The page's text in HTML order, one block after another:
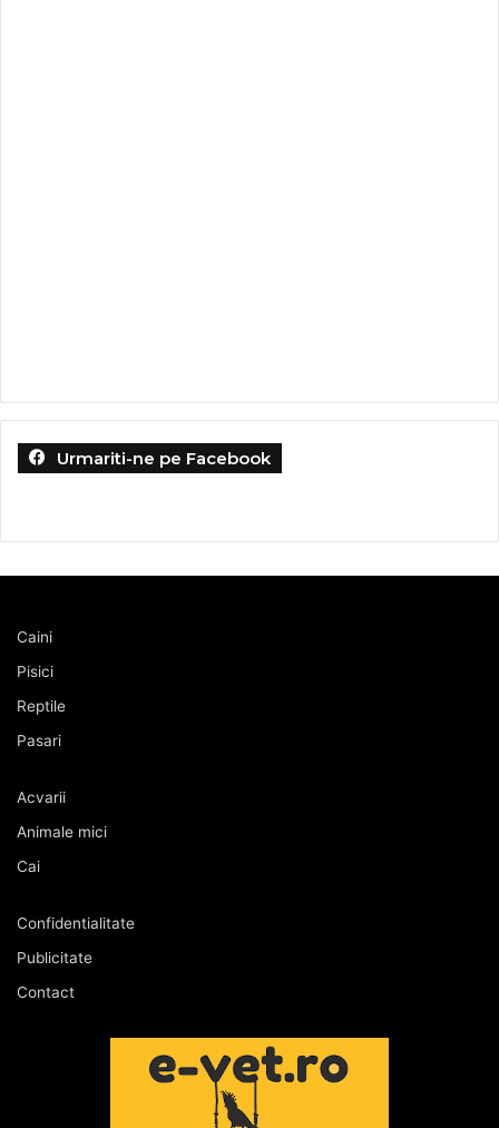
Urmariti-ne pe Facebook
Caini
Pisici
Reptile
Pasari
Acvarii
Animale mici
Cai
Confidentialitate
Publicitate
Contact